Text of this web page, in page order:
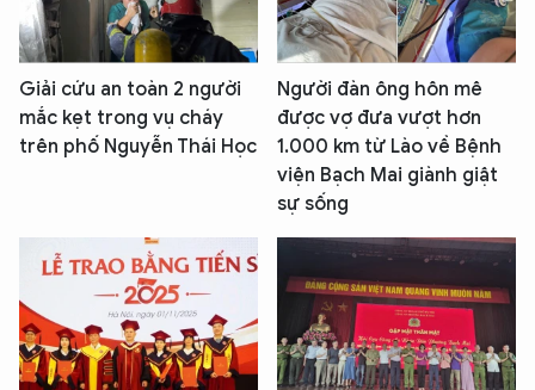
Giải cứu an toàn 2 người
mắc kẹt trong vụ cháy
trên phố Nguyễn Thái Học
Người đàn ông hôn mê
được vợ đưa vượt hơn
1.000 km từ Lào về Bệnh
viện Bạch Mai giành giật
sự sống